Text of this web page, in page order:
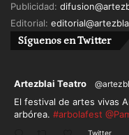
Publicidad:
Editorial:
Síguenos en Twitter
Artezblai Teatro
El festival de artes vivas
arbórea. #arbolafest